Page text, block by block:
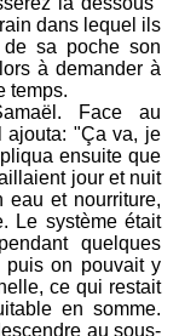
dans lequel ils
de sa poche son
à demander à
temps.
Face au
ajouta: "Ça va, je
ensuite que
jour et nuit
eau et nourriture,
Le système était
quelques
puis on pouvait y
ce qui restait
en somme.
au sous-